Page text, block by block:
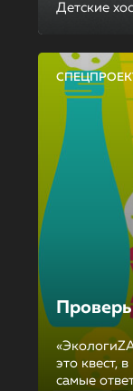
Детские
это квест,
самые